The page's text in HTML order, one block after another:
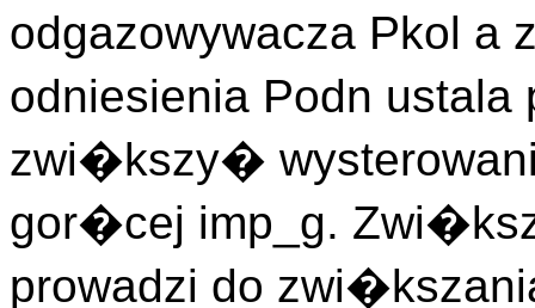
odgazowywacza Pkol a
odniesienia Podn
zwi�kszy�
gor�cej imp_g.
prowadzi do